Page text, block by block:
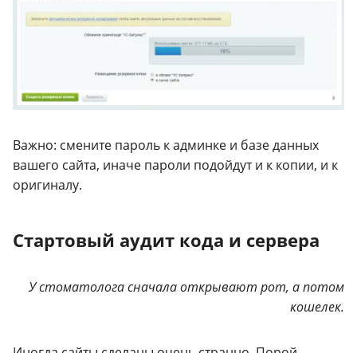
Важно: смените пароль к админке и базе данных
вашего сайта, иначе пароли подойдут и к копии, и к
оригиналу.
Стартовый аудит кода и сервера
У стоматолога сначала открывают рот, а потом
кошелек.